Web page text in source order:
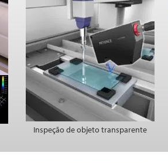
Inspeção de objeto transparente